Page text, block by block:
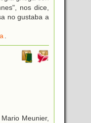
nos dice,
no gustaba a
.
Meunier,